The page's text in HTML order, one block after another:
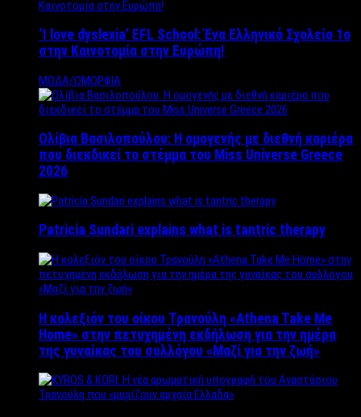
‘Ι love dyslexia’ EFL School: Ένα Ελληνικό Σχολείo 1ο
στην Καινοτομία στην Ευρώπη!
ΜΟΔΑ/ΟΜΟΡΦΙΑ
Ολίβια Βασιλοπούλου: Η ομογενής με διεθνή καριέρα
που διεκδικεί το στέμμα του Miss Universe Greece
2026
Patricia Sundari explains what is tantric therapy
Η κολεξιόν του οίκου Τρανούλη «Athena Take Me
Home» στην πετυχημένη εκδήλωση για την ημέρα
της γυναίκας του συλλόγου «Μαζί για την ζωή»